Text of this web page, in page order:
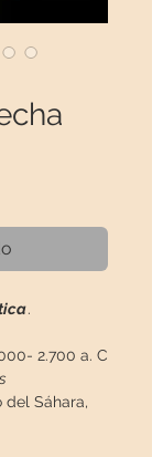
.
2.700 a. C
del Sáhara,